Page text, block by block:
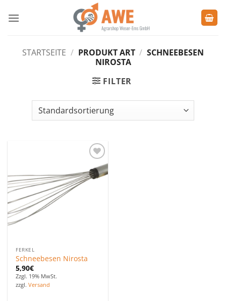
Inhalt
STARTSEITE / PRODUKT ART / SCHNEEBESEN
NIROSTA
FILTER
Zu den
Favoriten
hinzufügen
FERKEL
Schneebesen Nirosta
5,90€
Zzgl. 19% MwSt.
zzgl.Versand